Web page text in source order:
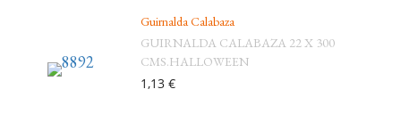
Guirnalda Calabaza
GUIRNALDA CALABAZA 22 X 300
CMS.HALLOWEEN
1,13 €